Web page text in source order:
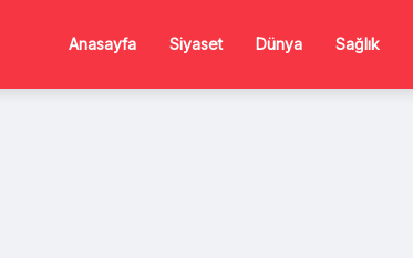
Anasayfa Siyaset Dünya Sağlık